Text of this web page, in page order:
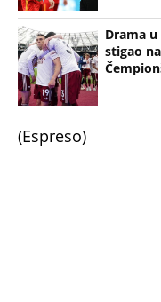
Drama
stigao
(Espreso)